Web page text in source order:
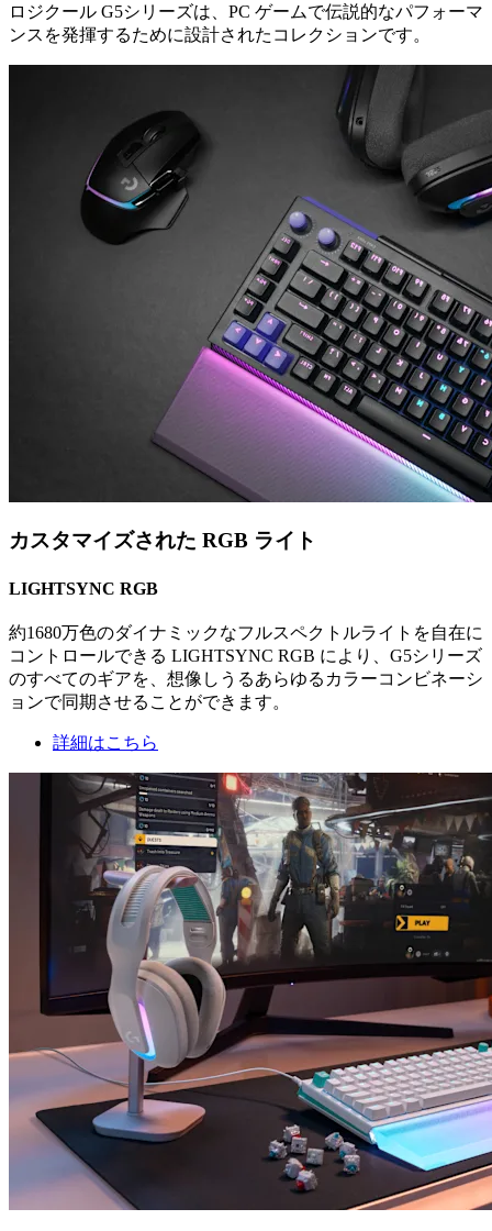
ロジクール G5シリーズは、PC ゲームで伝説的なパフォーマ
ンスを発揮するために設計されたコレクションです。
カスタマイズされた RGB ライト
LIGHTSYNC RGB
約1680万色のダイナミックなフルスペクトルライトを自在に
コントロールできる LIGHTSYNC RGB により、G5シリーズ
のすべてのギアを、想像しうるあらゆるカラーコンビネーシ
ョンで同期させることができます。
詳細はこちら